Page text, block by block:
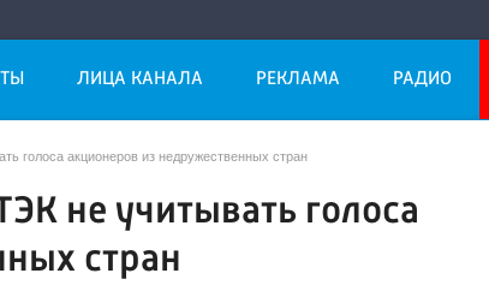
ЛИЦА КАНАЛА РЕКЛАМА РАДИО
голоса акционеров из недружественных стран
не учитывать голоса
стран